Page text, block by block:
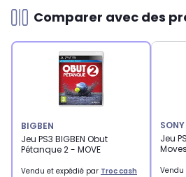
Comparer avec des
BIGBEN
Jeu PS3 BIGBEN Obut
Pétanque 2 - MOVE
Vendu et expédié par Troc cash
SONY
Jeu
Vendu